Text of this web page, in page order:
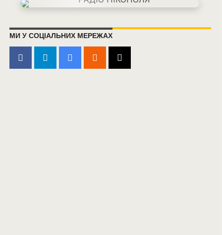
МИ У СОЦІАЛЬНИХ МЕРЕЖАХ